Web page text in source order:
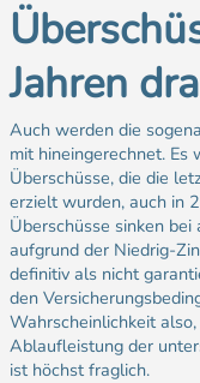
Jahren
Auch werden die
mit hineingerechnet. Es
Überschüsse, die die
erzielt wurden, auch in
Überschüsse sinken
aufgrund der Niedrig-
definitiv als nicht
den
Wahrscheinlichkeit
Ablaufleistung der
ist höchst fraglich.